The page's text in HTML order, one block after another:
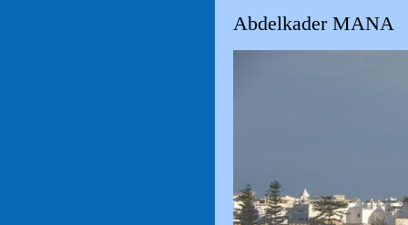
Abdelkader MANA